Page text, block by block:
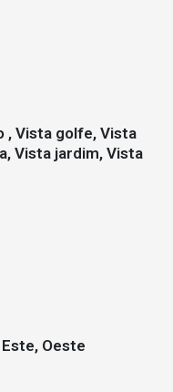
Vista jardim, Vista
Oeste